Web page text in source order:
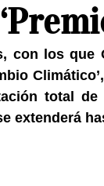
con los que
total de
extenderá